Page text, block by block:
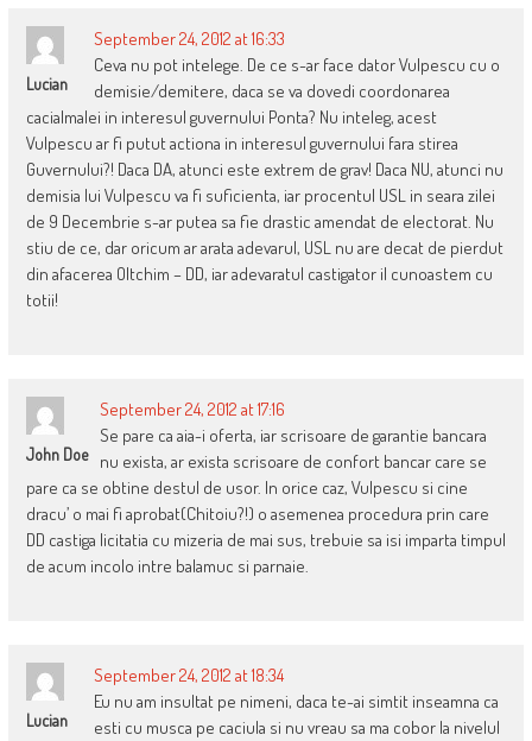
Lucian
September 24, 2012 at 16:33
Ceva nu pot intelege. De ce s-ar face dator Vulpescu cu o
demisie/demitere, daca se va dovedi coordonarea
cacialmalei in interesul guvernului Ponta? Nu inteleg, acest
Vulpescu ar fi putut actiona in interesul guvernului fara stirea
Guvernului?! Daca DA, atunci este extrem de grav! Daca NU, atunci nu
demisia lui Vulpescu va fi suficienta, iar procentul USL in seara zilei
de 9 Decembrie s-ar putea sa fie drastic amendat de electorat. Nu
stiu de ce, dar oricum ar arata adevarul, USL nu are decat de pierdut
din afacerea Oltchim – DD, iar adevaratul castigator il cunoastem cu
totii!
John Doe
September 24, 2012 at 17:16
Se pare ca aia-i oferta, iar scrisoare de garantie bancara
nu exista, ar exista scrisoare de confort bancar care se
pare ca se obtine destul de usor. In orice caz, Vulpescu si cine
dracu’ o mai fi aprobat(Chitoiu?!) o asemenea procedura prin care
DD castiga licitatia cu mizeria de mai sus, trebuie sa isi imparta timpul
de acum incolo intre balamuc si parnaie.
Lucian
September 24, 2012 at 18:34
Eu nu am insultat pe nimeni, daca te-ai simtit inseamna ca
esti cu musca pe caciula si nu vreau sa ma cobor la nivelul